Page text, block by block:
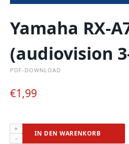
Yamaha RX-
(audiovision
PDF-DOWNLOAD
€1,99
Yamaha
RX-
IN DEN WARENKORB